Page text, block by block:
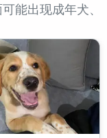
能出现成年犬、